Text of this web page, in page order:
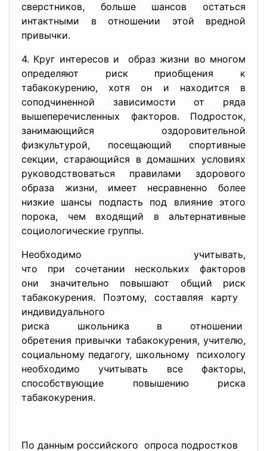
сверстников, больше шансов остаться
интактными в отношении этой вредной
привычки.
4. Круг интересов и образ жизни во многом
определяют риск приобщения к
табакокурению, хотя он и находится в
соподчиненной зависимости от ряда
вышеперечисленных факторов. Подросток,
занимающийся оздоровительной
физкультурой, посещающий спортивные
секции, старающийся в домашних условиях
руководствоваться правилами здорового
образа жизни, имеет несравненно более
низкие шансы подпасть под влияние этого
порока, чем входящий в альтернативные
социологические группы.
Необходимо учитывать,
что при сочетании нескольких факторов
они значительно повышают общий риск
табакокурения. Поэтому, составляя карту
индивидуального
риска школьника в отношении
обретения привычки табакокурения, учителю,
социальному педагогу, школьному психологу
необходимо учитывать все факторы,
способствующие повышению риска
табакокурения.
По данным российского опроса подростков